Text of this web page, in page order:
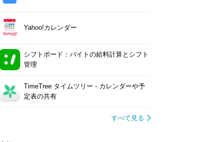
Yahoo!カレンダー
シフトボード：バイトの給料計算とシフト
管理
TimeTree タイムツリー - カレンダーや予
定表の共有
すべて見る